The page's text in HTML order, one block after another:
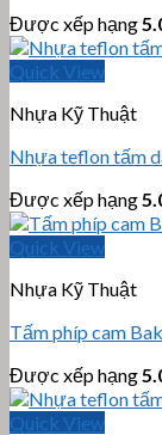
Được xếp hạng
Quick View
Nhựa Kỹ Thuật
Nhựa teflon tấm
Được xếp hạng
Quick View
Nhựa Kỹ Thuật
Tấm phíp cam
Được xếp hạng
Quick View